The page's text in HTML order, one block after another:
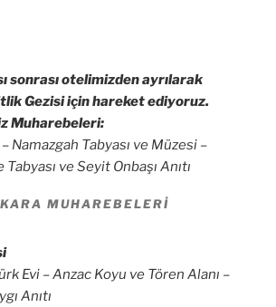
sonrası otelimizden ayrılarak
Gezisi için hareket ediyoruz.
Muharebeleri:
Namazgah Tabyası ve Müzesi –
ve Seyit Onbaşı Anıtı
MUHAREBELERI
Evi – Anzac Koyu ve Tören Alanı –
Anıtı